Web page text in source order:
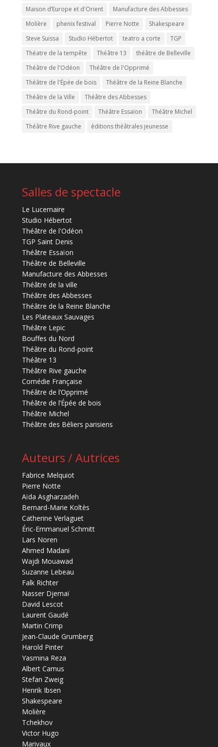
Maison d’Europe et d'Orient
Manufacture des Abbesses
Molière
phenix festival Pierre Notte
Shakespeare
Steve Suissa
Studio Hébertot teatro a corte
TGP
Théatre de la tempête
Théâtre 13
théâtre de Belleville
Théâtre de l'Odéon
Théâtre de l'Opprimé
Théâtre de l'Épée de bois
Théâtre de la Reine Blanche
Théâtre de la Ville
Théâtre des Abbesses
Théâtre du Rond-point
Théâtre Essaïon
Théâtre Michel
Théâtre Rive gauche
éditions théâtrales jeunesse
Salles de spectacle
Le Lucernaire
Studio Hébertot
Théâtre de l'Odéon
TGP Saint Denis
Théâtre Essaïon
Théâtre de Belleville
Manufacture des Abbesses
Théâtre de la ville
Théâtre des Abbesses
Théâtre de la Reine Blanche
Les Plateaux Sauvages
Théâtre Lepic
Bouffes du Nord
Théâtre du Rond-point
Théâtre 13
Théâtre Rive gauche
Comédie Française
Théâtre de l’Opprimé
Théâtre de l’Épée de bois
Théâtre Michel
Théâtre des Béliers parisiens
Auteurs / Autrices
Fabrice Melquiot
Pierre Notte
Aïda Asgharzadeh
Bernard-Marie Koltès
Catherine Verlaguet
Éric-Emmanuel Schmitt
Lars Noren
Ahmed Madani
Wajdi Mouawad
Suzanne Lebeau
Falk Richter
Nasser Djemaï
David Lescot
Laurent Gaudé
Martin Crimp
Jean-Claude Grumberg
Harold Pinter
Yasmina Reza
Albert Camus
Stefan Zweig
Henrik Ibsen
Shakespeare
Molière
Tchekhov
Victor Hugo
Marivaux